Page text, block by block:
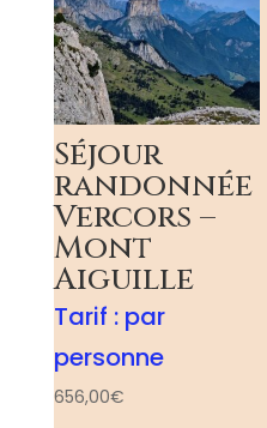
Séjour
randonnée
Vercors –
Mont
Aiguille
Tarif : par
personne
656,00€